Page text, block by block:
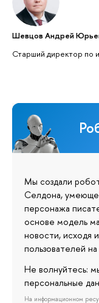
Шевцов Андрей
Старший директор по
Мы создали
Селдона,
персонажа
основе модель
новости, исходя
пользователей
Не волнуйтесь:
персональные
На информационном